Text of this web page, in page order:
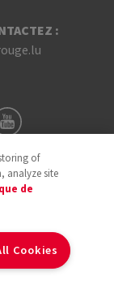
:
of
analyze site
de
Cookies